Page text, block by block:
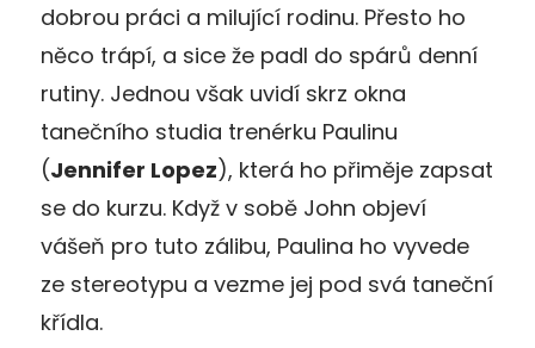
dobrou práci a milující rodinu. Přesto ho
něco trápí, a sice že padl do spárů denní
rutiny. Jednou však uvidí skrz okna
tanečního studia trenérku Paulinu
(Jennifer Lopez), která ho přiměje zapsat
se do kurzu. Když v sobě John objeví
vášeň pro tuto zálibu, Paulina ho vyvede
ze stereotypu a vezme jej pod svá taneční
křídla.